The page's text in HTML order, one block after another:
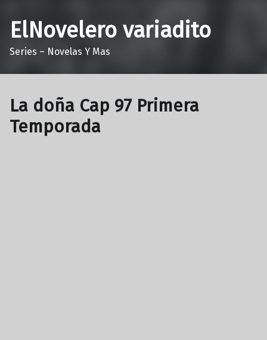
ElNovelero variadito
Series – Novelas Y Mas
La doña Cap 97 Primera
Temporada